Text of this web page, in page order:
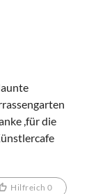
,für die
Hilfreich 0